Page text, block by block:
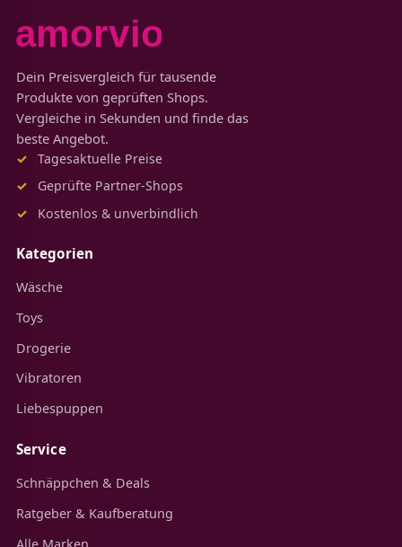
Dein Preisvergleich für tausende
Produkte von geprüften Shops.
Vergleiche in Sekunden und finde das
beste Angebot.
Tagesaktuelle Preise
Geprüfte Partner-Shops
Kostenlos & unverbindlich
Kategorien
Wäsche
Toys
Drogerie
Vibratoren
Liebespuppen
Service
Schnäppchen & Deals
Ratgeber & Kaufberatung
Alle Marken